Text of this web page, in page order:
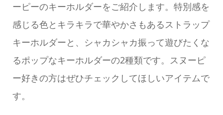
ーピーのキーホルダーをご紹介します。特別感を
感じる色とキラキラで華やかさもあるストラップ
キーホルダーと、シャカシャカ振って遊びたくな
るポップなキーホルダーの2種類です。スヌーピ
ー好きの方はぜひチェックしてほしいアイテムで
す。